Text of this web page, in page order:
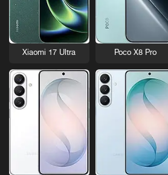
Poco X8 Pro
Xiaomi 17 Ultra